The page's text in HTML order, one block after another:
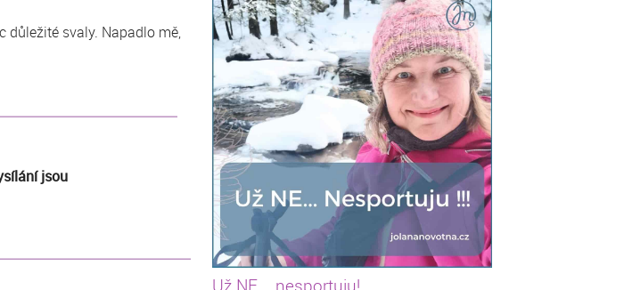
důležité svaly. Napadlo mě,
jsou
Už NE... nesportuju!